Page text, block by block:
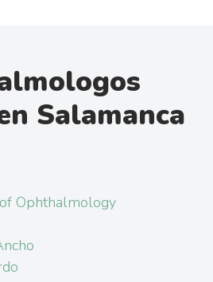
Salamanca
Ophthalmology